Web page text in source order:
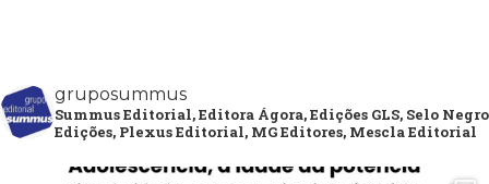
gruposummus
Summus Editorial, Editora Ágora, Edições GLS, Selo Negro
Edições, Plexus Editorial, MG Editores, Mescla Editorial